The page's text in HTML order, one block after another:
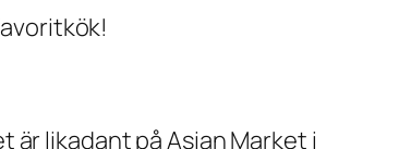
är likadant på Asian Market i